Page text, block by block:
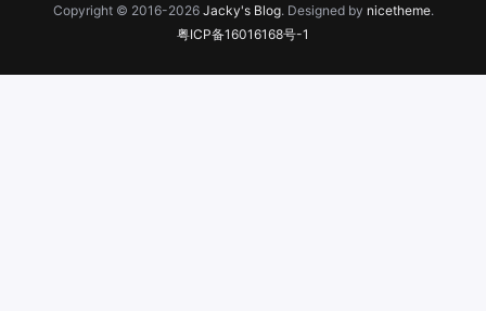
Copyright © 2016-2026 Jacky's Blog. Designed by nicetheme.
粤ICP备16016168号-1